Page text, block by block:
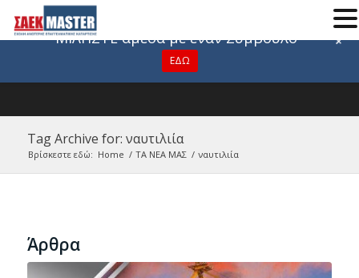
Tag Archive for: ναυτιλιία
Βρίσκεστε εδώ: Home / ΤΑ ΝΕΑ ΜΑΣ / ναυτιλιία
Άρθρα
Για οποιαδήποτε πληροφορία
ΜΙΛΗΣΤΕ άμεσα με έναν Σύμβουλο
ΕΔΩ
+